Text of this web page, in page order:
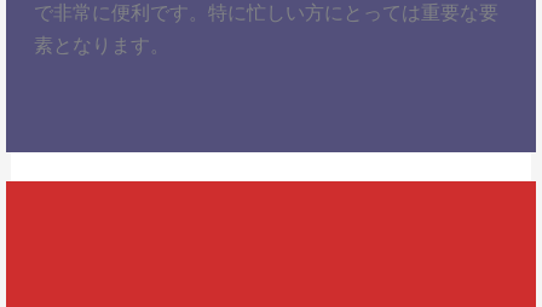
で非常に便利です。特に忙しい方にとっては重要な要
素となります。